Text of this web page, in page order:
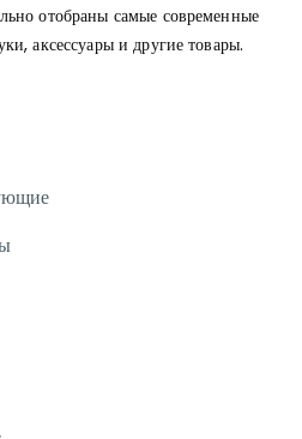
отобраны самые современные
аксессуары и другие товары.